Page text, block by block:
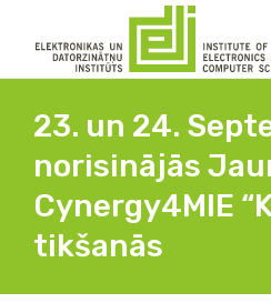
23. un 24.
norisinājās
Cynergy4MIE
tikšanās